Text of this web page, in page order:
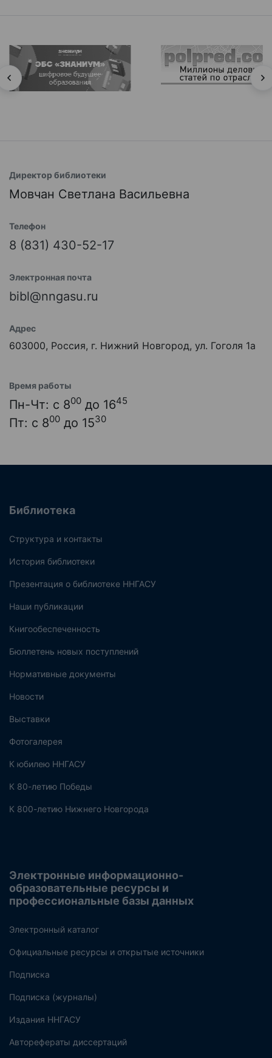
Директор библиотеки
Мовчан Светлана Васильевна
Телефон
8 (831) 430-52-17
Электронная почта
bibl@nngasu.ru
Адрес
603000, Россия, г. Нижний Новгород, ул. Гоголя 1а
Время работы
Пн-Чт: с 800 до 1645
Пт: с 800 до 1530
Библиотека
Структура и контакты
История библиотеки
Презентация о библиотеке ННГАСУ
Наши публикации
Книгообеспеченность
Бюллетень новых поступлений
Нормативные документы
Новости
Выставки
Фотогалерея
К юбилею ННГАСУ
К 80-летию Победы
К 800-летию Нижнего Новгорода
Электронные информационно-
образовательные ресурсы и
профессиональные базы данных
Электронный каталог
Официальные ресурсы и открытые источники
Подписка
Подписка (журналы)
Издания ННГАСУ
Авторефераты диссертаций